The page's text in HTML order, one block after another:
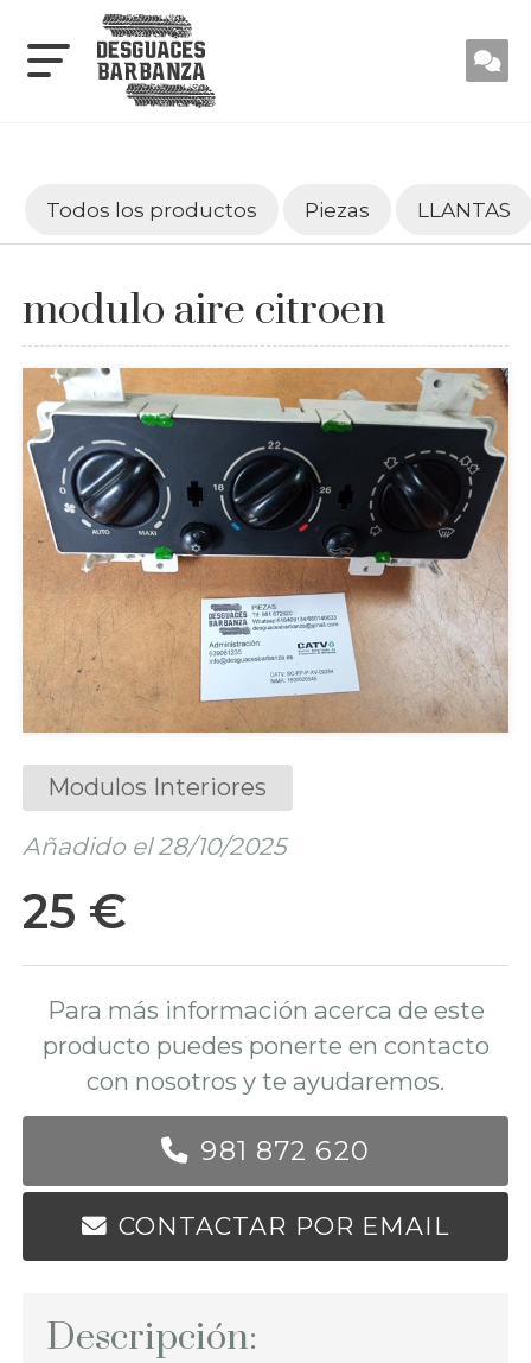
Todos los productos Piezas LLANTAS
modulo aire citroen
Modulos Interiores
Añadido el 28/10/2025
25 €
Para más información acerca de este
producto puedes ponerte en contacto
con nosotros y te ayudaremos.
981 872 620
CONTACTAR POR EMAIL
Descripción: